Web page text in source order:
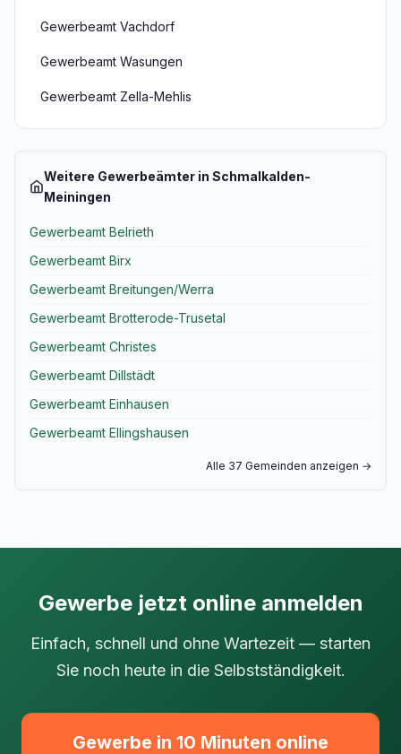
Gewerbeamt Vachdorf
Gewerbeamt Wasungen
Gewerbeamt Zella-Mehlis
Weitere Gewerbeämter in Schmalkalden-
Meiningen
Gewerbeamt Belrieth
Gewerbeamt Birx
Gewerbeamt Breitungen/Werra
Gewerbeamt Brotterode-Trusetal
Gewerbeamt Christes
Gewerbeamt Dillstädt
Gewerbeamt Einhausen
Gewerbeamt Ellingshausen
Alle 37 Gemeinden anzeigen →
Gewerbe jetzt online anmelden
Einfach, schnell und ohne Wartezeit — starten
Sie noch heute in die Selbstständigkeit.
Gewerbe in 10 Minuten online